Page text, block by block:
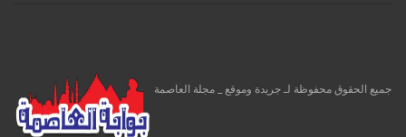
جميع الحقوق محفوظة لـ جريدة وموقع _ مجلة العاصمة